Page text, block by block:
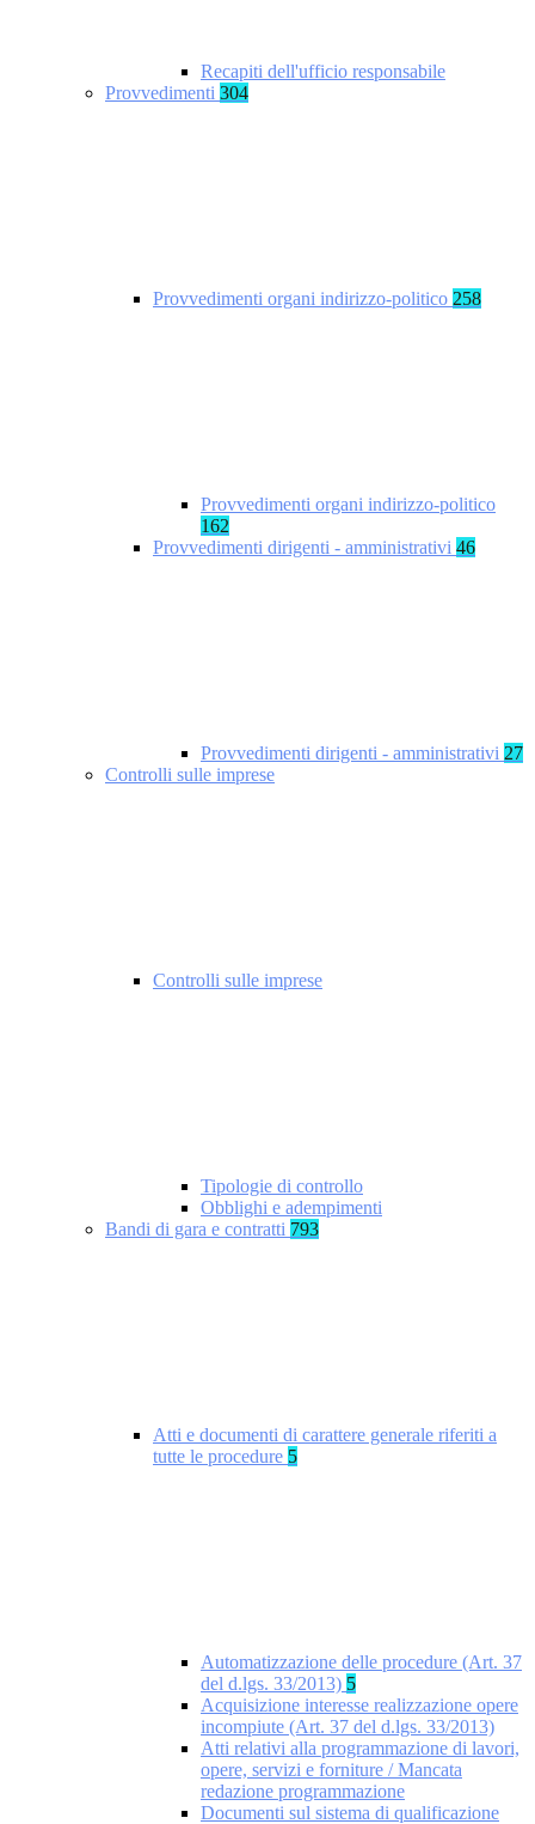
Recapiti dell'ufficio responsabile
Provvedimenti 304
Provvedimenti organi indirizzo-politico 258
Provvedimenti organi indirizzo-politico
162
Provvedimenti dirigenti - amministrativi 46
Provvedimenti dirigenti - amministrativi 27
Controlli sulle imprese
Controlli sulle imprese
Tipologie di controllo
Obblighi e adempimenti
Bandi di gara e contratti 793
Atti e documenti di carattere generale riferiti a
tutte le procedure 5
Automatizzazione delle procedure (Art. 37
del d.lgs. 33/2013) 5
Acquisizione interesse realizzazione opere
incompiute (Art. 37 del d.lgs. 33/2013)
Atti relativi alla programmazione di lavori,
opere, servizi e forniture / Mancata
redazione programmazione
Documenti sul sistema di qualificazione